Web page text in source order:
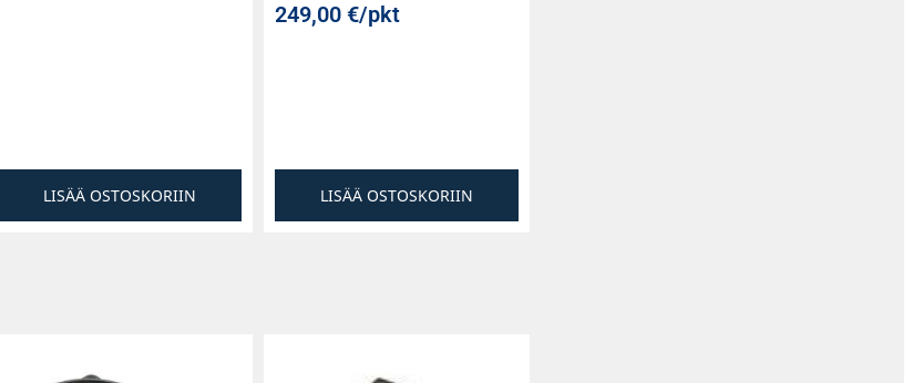
LISÄÄ OSTOSKORIIN
249,00 €/pkt
LISÄÄ OSTOSKORIIN